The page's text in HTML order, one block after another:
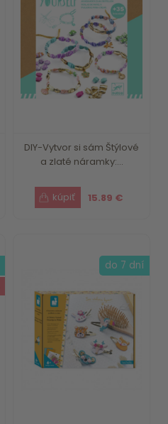
DIY-Vytvor si sám Štýlové
a zlaté náramky:...
15.89 €
do 7 dní